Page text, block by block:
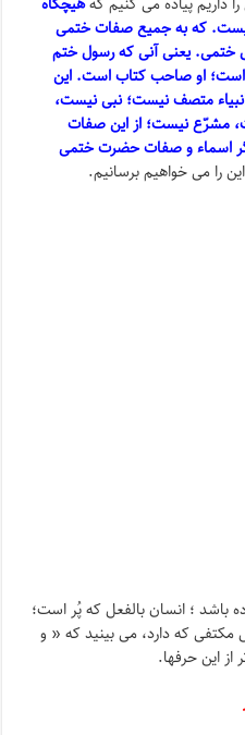
که به جمیع صفات ختمی
ختمی. یعنی آنی که رسول ختم
است؛ او صاحب کتاب است. این
متصف نیست؛ نبی نیست،
مشرّع نیست؛ از این صفات
اسماء و صفات حضرت ختمی
این را می خواهیم برسانیم.
؛ انسان بالفعل که پُر است؛
که دارد، می بینید که « و
از این حرفها.